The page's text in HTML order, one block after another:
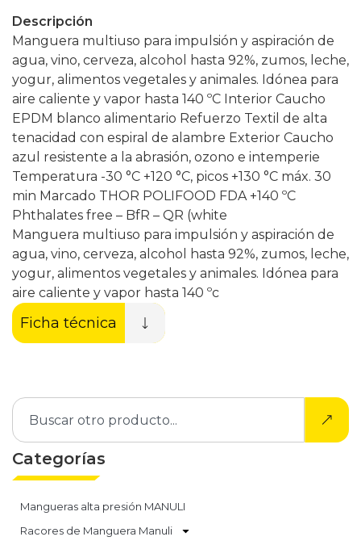
Descripción
Manguera multiuso para impulsión y aspiración de
agua, vino, cerveza, alcohol hasta 92%, zumos, leche,
yogur, alimentos vegetales y animales. Idónea para
aire caliente y vapor hasta 140 ºC Interior Caucho
EPDM blanco alimentario Refuerzo Textil de alta
tenacidad con espiral de alambre Exterior Caucho
azul resistente a la abrasión, ozono e intemperie
Temperatura -30 °C +120 °C, picos +130 °C máx. 30
min Marcado THOR POLIFOOD FDA +140 ºC
Phthalates free – BfR – QR (white
Manguera multiuso para impulsión y aspiración de
agua, vino, cerveza, alcohol hasta 92%, zumos, leche,
yogur, alimentos vegetales y animales. Idónea para
aire caliente y vapor hasta 140 ºc
Ficha técnica
Categorías
Mangueras alta presión MANULI
Racores de Manguera Manuli